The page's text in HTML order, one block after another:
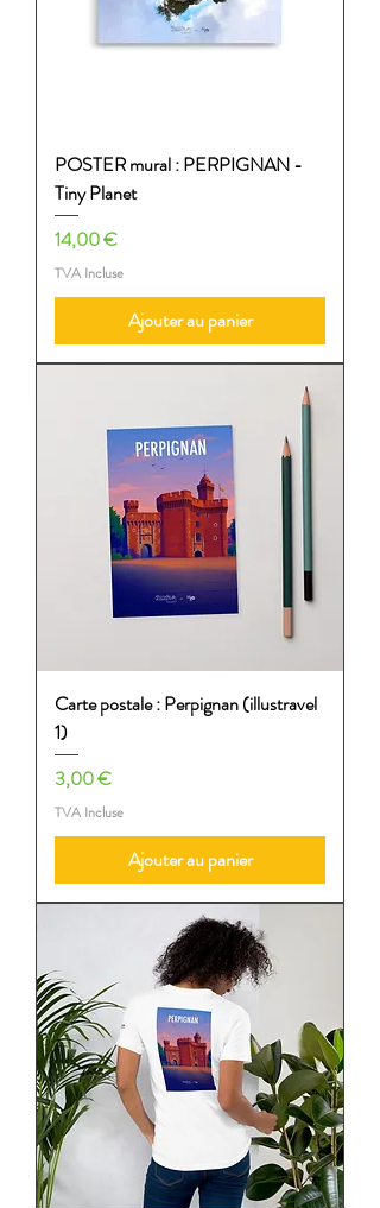
POSTER mural : PERPIGNAN -
Tiny Planet
Prix
14,00 €
TVA Incluse
Ajouter au panier
Carte postale : Perpignan (illustravel
1)
Prix
3,00 €
TVA Incluse
Ajouter au panier